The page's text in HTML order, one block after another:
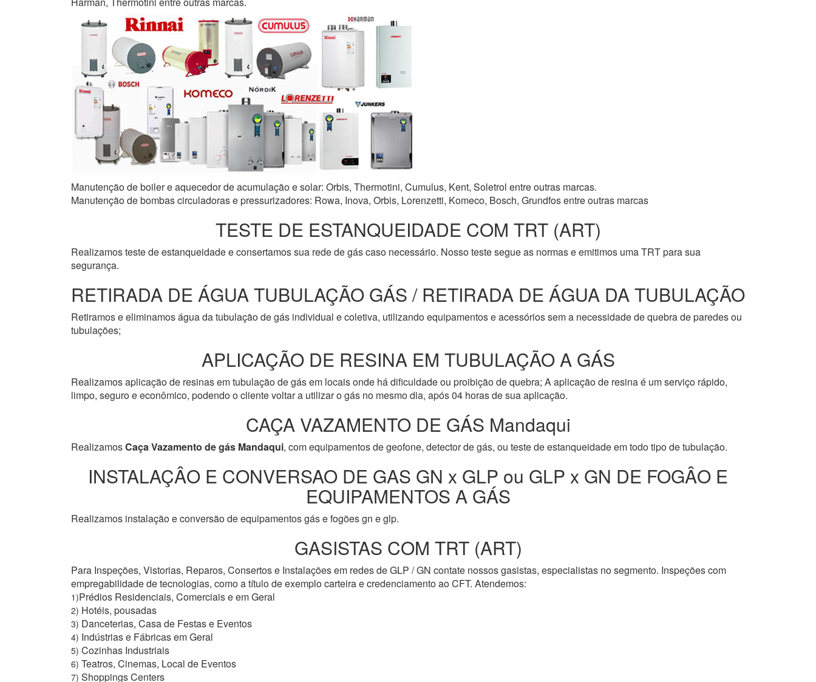
Manutenção de boiler e aquecedor de acumulação e solar: Orbis, Thermotini, Cumulus, Kent, Soletrol entre outras marcas.
Manutenção de bombas circuladoras e pressurizadores: Rowa, Inova, Orbis, Lorenzetti, Komeco, Bosch, Grundfos entre outras marcas
TESTE DE ESTANQUEIDADE COM TRT (ART)
Realizamos teste de estanqueidade e consertamos sua rede de gás caso necessário. Nosso teste segue as normas e emitimos uma TRT para sua
segurança.
RETIRADA DE ÁGUA TUBULAÇÃO GÁS / RETIRADA DE ÁGUA DA TUBULAÇÃO
Retiramos e eliminamos água da tubulação de gás individual e coletiva, utilizando equipamentos e acessórios sem a necessidade de quebra de paredes ou
tubulações;
APLICAÇÃO DE RESINA EM TUBULAÇÃO A GÁS
Realizamos aplicação de resinas em tubulação de gás em locais onde há dificuldade ou proibição de quebra; A aplicação de resina é um serviço rápido,
limpo, seguro e econômico, podendo o cliente voltar a utilizar o gás no mesmo dia, após 04 horas de sua aplicação.
CAÇA VAZAMENTO DE GÁS Mandaqui
RealizamosCaça Vazamento de gás Mandaqui, com equipamentos de geofone, detector de gás, ou teste de estanqueidade em todo tipo de tubulação.
INSTALAÇÂO E CONVERSAO DE GAS GN x GLP ou GLP x GN DE FOGÂO E
EQUIPAMENTOS A GÁS
Realizamos instalação e conversão de equipamentos gás e fogões gn e glp.
GASISTAS COM TRT (ART)
Para Inspeções, Vistorias, Reparos, Consertos e Instalações em redes de GLP / GN contate nossos gasistas, especialistas no segmento. Inspeções com
empregabilidade de tecnologias, como a título de exemplo carteira e credenciamento ao CFT. Atendemos:
1)Prédios Residenciais, Comerciais e em Geral
2) Hotéis, pousadas
3) Danceterias, Casa de Festas e Eventos
4) Indústrias e Fábricas em Geral
5) Cozinhas Industriais
6) Teatros, Cinemas, Local de Eventos
7) Shoppings Centers